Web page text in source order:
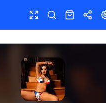
VollbildSuchenShopTeilen
und Follower-